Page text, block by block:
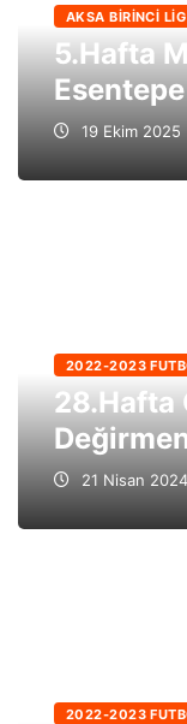
AKSA BIRINCI LIG
5.Hafta
19 Ekim 2025
2022-2023
28.Hafta
21 Nisan 2024
2022-2023